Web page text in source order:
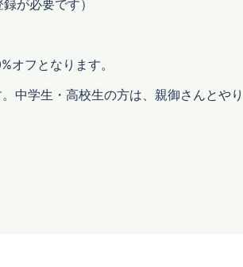
が必要です）
オフとなります。
中学生・高校生の方は、親御さんとや